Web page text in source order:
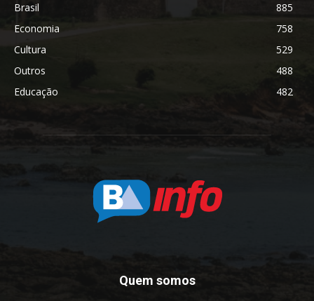
Brasil
885
Economia
758
Cultura
529
Outros
488
Educação
482
Quem somos